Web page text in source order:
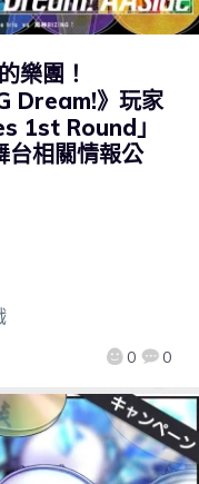
樂團！
Dream!》玩家
1st Round」
台相關情報公
0 0